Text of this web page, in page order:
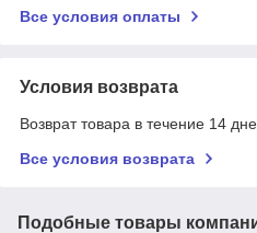
Все условия оплаты
Условия возврата
Возврат товара в течение 14
Все условия возврата
Подобные товары